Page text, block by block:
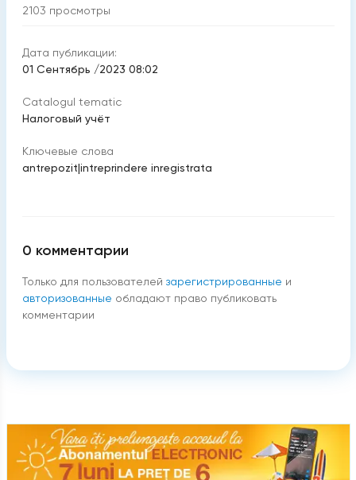
2103 просмотры
Дата публикации:
01 Сентябрь /2023 08:02
Catalogul tematic
Налоговый учёт
Ключевые слова
antrepozit|intreprindere inregistrata
0 комментарии
Только для пользователей зарегистрированные и
авторизованные обладают право публиковать
комментарии